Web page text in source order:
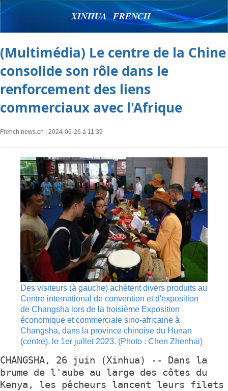
XINHUA FRENCH
(Multimédia) Le centre de la Chine
consolide son rôle dans le
renforcement des liens
commerciaux avec l'Afrique
French.news.cn | 2024-06-26 à 11:39
Des visiteurs (à gauche) achètent divers produits au
Centre international de convention et d'exposition
de Changsha lors de la troisième Exposition
économique et commerciale sino-africaine à
Changsha, dans la province chinoise du Hunan
(centre), le 1er juillet 2023. (Photo : Chen Zhenhai)
CHANGSHA, 26 juin (Xinhua) -- Dans la
brume de l'aube au large des côtes du
Kenya, les pêcheurs lancent leurs filets